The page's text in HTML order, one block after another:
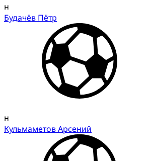
н
Будачёв Пётр
н
Кульмаметов Арсений